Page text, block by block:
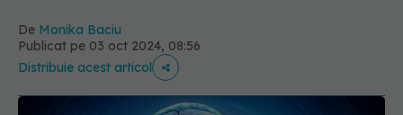
De Monika Baciu
Publicat pe 03 oct 2024, 08:56
Distribuie acest articol